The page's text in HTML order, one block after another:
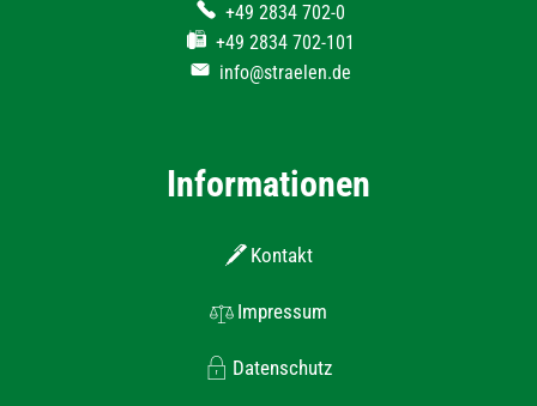
+49 2834 702-0
+49 2834 702-101
info@straelen.de
Informationen
Kontakt
Impressum
Datenschutz